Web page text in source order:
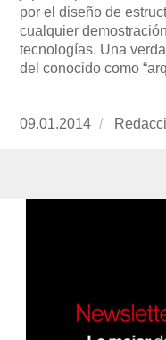
por el diseño de
cualquier
tecnologías. Una
del conocido como
Publicado
09.01.2014 https://